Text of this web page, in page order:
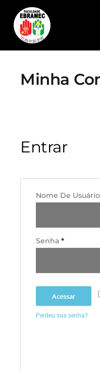
Minha
Entrar
Nome De
Senha *
Acessar
Perdeu sua senha?